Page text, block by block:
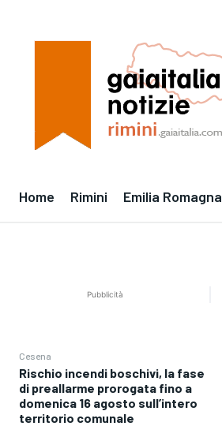
Home Rimini Emilia Romagna
Pubblicità
Cesena
Rischio incendi boschivi, la fase
di preallarme prorogata fino a
domenica 16 agosto sull’intero
territorio comunale